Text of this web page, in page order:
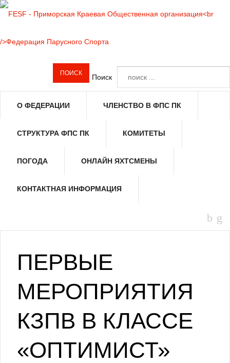
Поиск
О ФЕДЕРАЦИИ ЧЛЕНСТВО В ФПС ПК
СТРУКТУРА ФПС ПК КОМИТЕТЫ
ПОГОДА ОНЛАЙН ЯХТСМЕНЫ
КОНТАКТНАЯ ИНФОРМАЦИЯ
ПЕРВЫЕ
МЕРОПРИЯТИЯ
КЗПВ В КЛАССЕ
«ОПТИМИСТ»